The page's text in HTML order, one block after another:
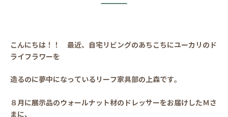
こんにちは！！ 最近、自宅リビングのあちこちにユーカリのド
ライフラワーを
造るのに夢中になっているリーフ家具部の上森です。
８月に展示品のウォールナット材のドレッサーをお届けしたＭさ
まに、